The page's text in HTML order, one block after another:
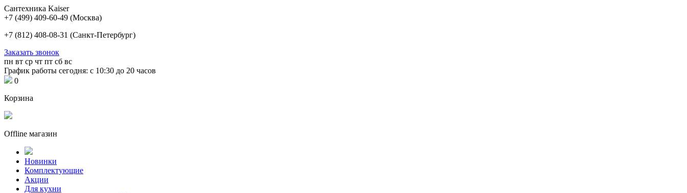
Сантехника Kaiser
+7 (499) 409-60-49 (Москва)
+7 (812) 408-08-31 (Санкт-Петербург)
Заказать звонок
пн вт ср чт пт сб вс
График работы сегодня: с 10:30 до 20 часов
0
Корзина
Offline магазин
Новинки
Комплектующие
Акции
Для кухни